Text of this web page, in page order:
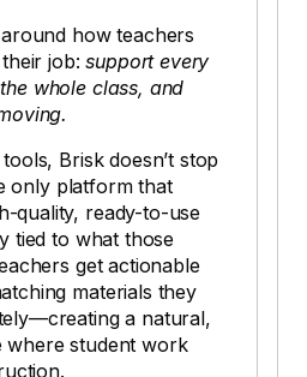
how teachers
job:support every
whole class, and
Brisk doesn’t stop
only platform that
quality, ready-to-use
tied to what those
get actionable
materials they
a natural,
where student work